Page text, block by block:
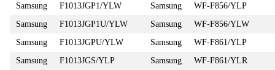
Samsung
F1013JGP1/YLW Samsung
WF-F856/YLP
Samsung
F1013JGP1U/YLW Samsung
WF-F856/YLW
Samsung
F1013JGPU/YLW Samsung
WF-F861/YLP
Samsung
F1013JGS/YLP Samsung
WF-F861/YLR